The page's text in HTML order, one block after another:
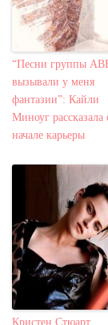
“Песни группы
вызывали у меня
фантазии”: Кайли
Миноуг рассказала
начале карьеры
Кристен Стюарт